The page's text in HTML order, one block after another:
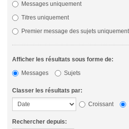
Messages uniquement
Titres uniquement
Premier message des sujets uniquement
Afficher les résultats sous forme de:
Messages
Sujets
Classer les résultats par:
Croissant
Rechercher depuis: